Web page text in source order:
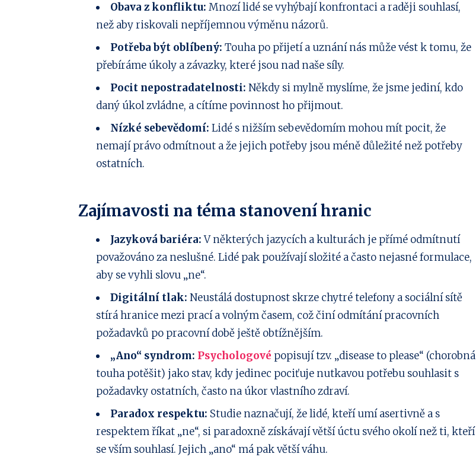
Obava z konfliktu: Mnozí lidé se vyhýbají konfrontaci a raději souhlasí,
než aby riskovali nepříjemnou výměnu názorů.
Potřeba být oblíbený: Touha po přijetí a uznání nás může vést k tomu, že
přebíráme úkoly a závazky, které jsou nad naše síly.
Pocit nepostradatelnosti: Někdy si mylně myslíme, že jsme jediní, kdo
daný úkol zvládne, a cítíme povinnost ho přijmout.
Nízké sebevědomí: Lidé s nižším sebevědomím mohou mít pocit, že
nemají právo odmítnout a že jejich potřeby jsou méně důležité než potřeby
ostatních.
Zajímavosti na téma stanovení hranic
Jazyková bariéra:V některých jazycích a kulturách je přímé odmítnutí
považováno za neslušné. Lidé pak používají složité a často nejasné formulace,
aby se vyhli slovu „ne“.
Digitální tlak: Neustálá dostupnost skrze chytré telefony a sociální sítě
stírá hranice mezi prací a volným časem, což činí odmítání pracovních
požadavků po pracovní době ještě obtížnějším.
„Ano“ syndrom: Psychologové popisují tzv. „disease to please“ (chorobná
touha potěšit) jako stav, kdy jedinec pociťuje nutkavou potřebu souhlasit s
požadavky ostatních, často na úkor vlastního zdraví.
Paradox respektu: Studie naznačují, že lidé, kteří umí asertivně a s
respektem říkat „ne“, si paradoxně získávají větší úctu svého okolí než ti, kteří
se vším souhlasí. Jejich „ano“ má pak větší váhu.